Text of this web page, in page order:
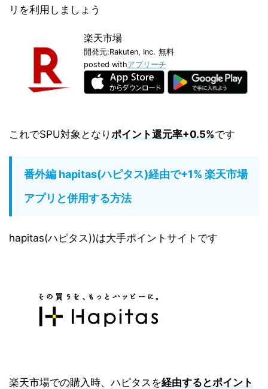
リを利用しましょう
楽天市場
開発元:Rakuten, Inc. 無料
posted withアプリーチ
これでSPU対象となり ポイント還元率+0.5%です
番外編 hapitas(ハピタス)経由で+1% 楽天市場
アプリと併用する方法
hapitas(ハピタス))は大手ポイントサイトです
楽天市場での購入時、ハピタスを経由するとポイント